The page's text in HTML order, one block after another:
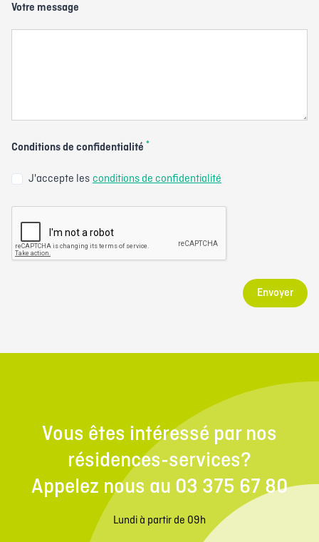
Votre message
Conditions de confidentialité *
J'accepte les conditions de confidentialité
Envoyer
Vous êtes intéressé par nos
résidences-services?
Appelez nous au 03 375 67 80
Lundi à partir de 09h